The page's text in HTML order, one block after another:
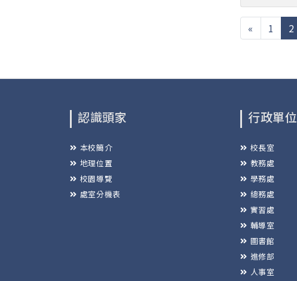
« 1 2
認識頭家
本校簡介
地理位置
校園導覽
處室分機表
行政單位
校長室
教務處
學務處
總務處
實習處
輔導室
圖書館
進修部
人事室